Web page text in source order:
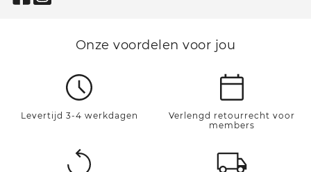
Onze voordelen voor jou
Levertijd 3-4 werkdagen
Verlengd retourrecht voor
members